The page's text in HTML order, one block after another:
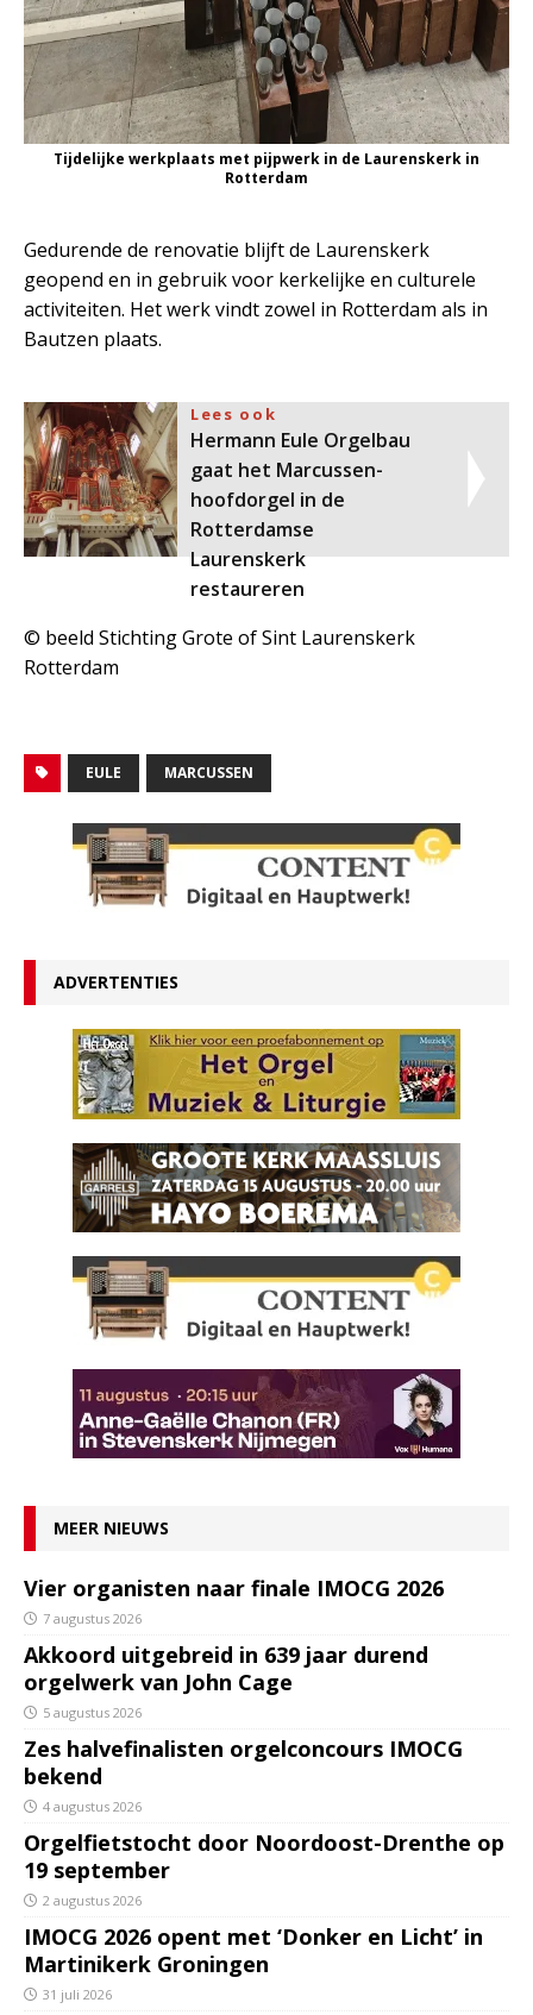
Tijdelijke werkplaats met pijpwerk in de Laurenskerk in
Rotterdam
Gedurende de renovatie blijft de Laurenskerk
geopend en in gebruik voor kerkelijke en culturele
activiteiten. Het werk vindt zowel in Rotterdam als in
Bautzen plaats.
Lees ook
Hermann Eule Orgelbau
gaat het Marcussen-
hoofdorgel in de
Rotterdamse
Laurenskerk
restaureren
© beeld Stichting Grote of Sint Laurenskerk
Rotterdam
EULE MARCUSSEN
ADVERTENTIES
MEER NIEUWS
Vier organisten naar finale IMOCG 2026
7 augustus 2026
Akkoord uitgebreid in 639 jaar durend
orgelwerk van John Cage
5 augustus 2026
Zes halvefinalisten orgelconcours IMOCG
bekend
4 augustus 2026
Orgelfietstocht door Noordoost-Drenthe op
19 september
2 augustus 2026
IMOCG 2026 opent met ‘Donker en Licht’ in
Martinikerk Groningen
31 juli 2026